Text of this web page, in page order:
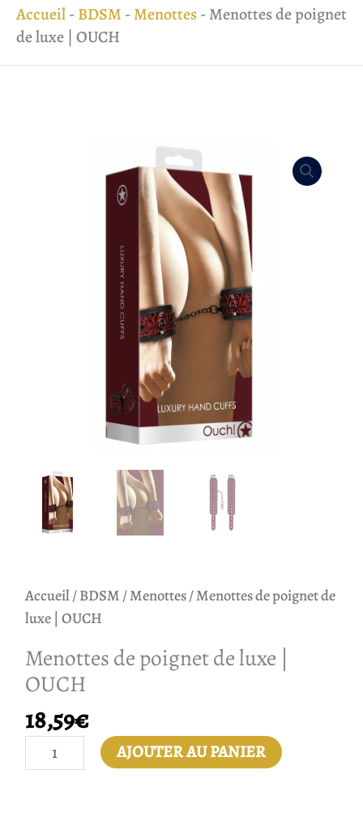
Accueil- BDSM -Menottes- Menottes de poignet
de luxe | OUCH
Accueil/BDSM /Menottes/ Menottes de poignet de
luxe | OUCH
Menottes de poignet de luxe |
OUCH
18,59€
AJOUTER AU PANIER